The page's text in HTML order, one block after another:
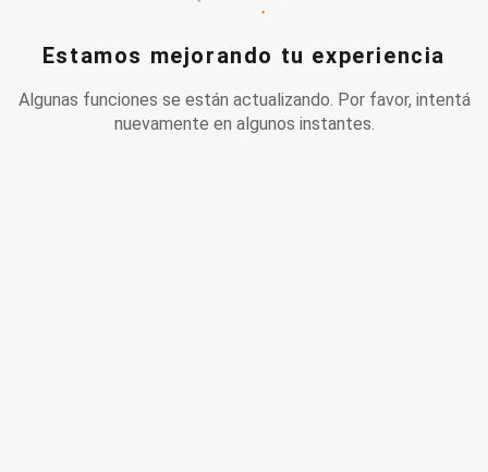
Estamos mejorando tu experiencia
Algunas funciones se están actualizando. Por favor, intentá
nuevamente en algunos instantes.